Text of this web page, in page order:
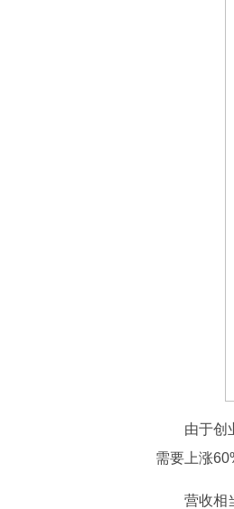
由于创
需要上涨
营收相